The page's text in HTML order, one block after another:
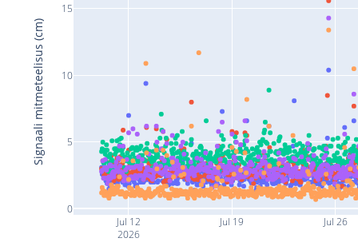
Jul 12
2026
Jul 19 Jul 26
0
5
10
15
Signaali mitmeteelisus (cm)